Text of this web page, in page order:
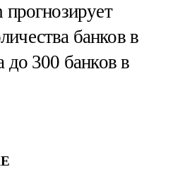
прогнозирует
банков в
до 300 банков в